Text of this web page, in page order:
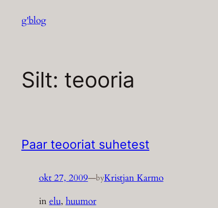
g'blog
Silt: teooria
Paar teooriat suhetest
okt 27, 2009—byKristjan Karmo
inelu, huumor